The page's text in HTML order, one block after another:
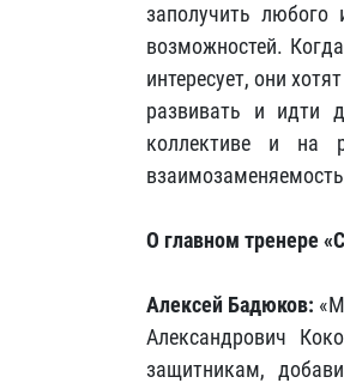
заполучить
возможностей.
интересует, они
развивать и идти
коллективе и на
О главном тренере
Алексей Бадюков:
Александрович
защитникам,